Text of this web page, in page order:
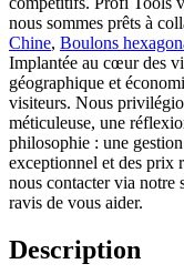
nous sommes prêts à
Chine, Boulons
Implantée au cœur des
géographique et
visiteurs. Nous
méticuleuse, une
philosophie : une
exceptionnel et des prix
nous contacter via notre
ravis de vous aider.
Description